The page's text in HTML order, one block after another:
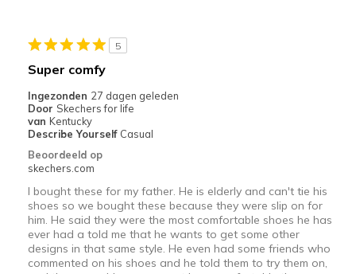
Need Break In
Beste toepassingen
Casual Wear
Sizing
Feels true to size
View On Shoes
Shoes are for Wearing
5
Super comfy
Ingezonden 27 dagen geleden
Door Skechers for life
van Kentucky
Describe Yourself Casual
Beoordeeld op
skechers.com
I bought these for my father. He is elderly and can't tie his
shoes so we bought these because they were slip on for
him. He said they were the most comfortable shoes he has
ever had a told me that he wants to get some other
designs in that same style. He even had some friends who
commented on his shoes and he told them to try them on,